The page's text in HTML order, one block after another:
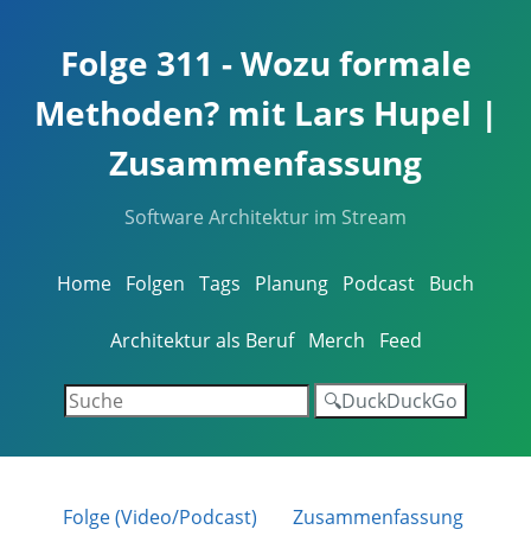
Folge 311 - Wozu formale
Methoden? mit Lars Hupel |
Zusammenfassung
Software Architektur im Stream
Home Folgen Tags Planung Podcast Buch
Architektur als Beruf Merch Feed
🔍DuckDuckGo
Folge (Video/Podcast)
Zusammenfassung